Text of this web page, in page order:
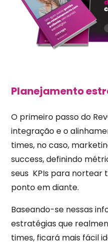
Planejamento
O primeiro passo do
integração e o
times, no caso,
success, definindo
seus KPIs para nortear
ponto em diante.
Baseando-se nessas
estratégias que
times, ficará mais fácil